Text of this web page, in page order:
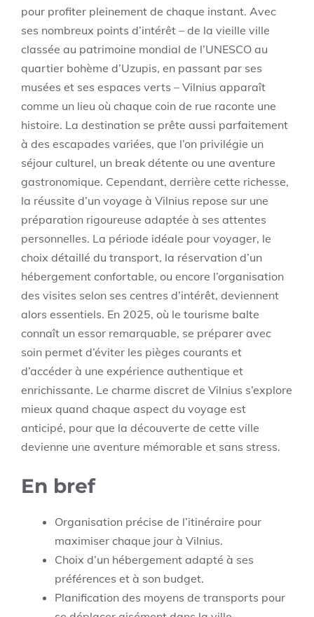
pour profiter pleinement de chaque instant. Avec
ses nombreux points d’intérêt – de la vieille ville
classée au patrimoine mondial de l’UNESCO au
quartier bohème d’Uzupis, en passant par ses
musées et ses espaces verts – Vilnius apparaît
comme un lieu où chaque coin de rue raconte une
histoire. La destination se prête aussi parfaitement
à des escapades variées, que l’on privilégie un
séjour culturel, un break détente ou une aventure
gastronomique. Cependant, derrière cette richesse,
la réussite d’un voyage à Vilnius repose sur une
préparation rigoureuse adaptée à ses attentes
personnelles. La période idéale pour voyager, le
choix détaillé du transport, la réservation d’un
hébergement confortable, ou encore l’organisation
des visites selon ses centres d’intérêt, deviennent
alors essentiels. En 2025, où le tourisme balte
connaît un essor remarquable, se préparer avec
soin permet d’éviter les pièges courants et
d’accéder à une expérience authentique et
enrichissante. Le charme discret de Vilnius s’explore
mieux quand chaque aspect du voyage est
anticipé, pour que la découverte de cette ville
devienne une aventure mémorable et sans stress.
En bref
Organisation précise de l’itinéraire pour
maximiser chaque jour à Vilnius.
Choix d’un hébergement adapté à ses
préférences et à son budget.
Planification des moyens de transports pour